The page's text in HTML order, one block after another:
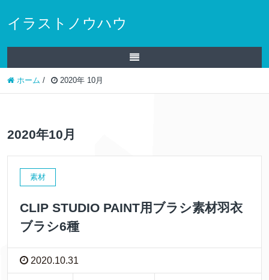
イラストノウハウ
ホーム / 2020年 10月
2020年10月
素材
CLIP STUDIO PAINT用ブラシ素材羽衣
ブラシ6種
2020.10.31